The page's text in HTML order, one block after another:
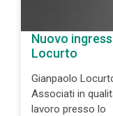
Nuovo
Locurto
Gianpaolo
Associati in
lavoro presso lo